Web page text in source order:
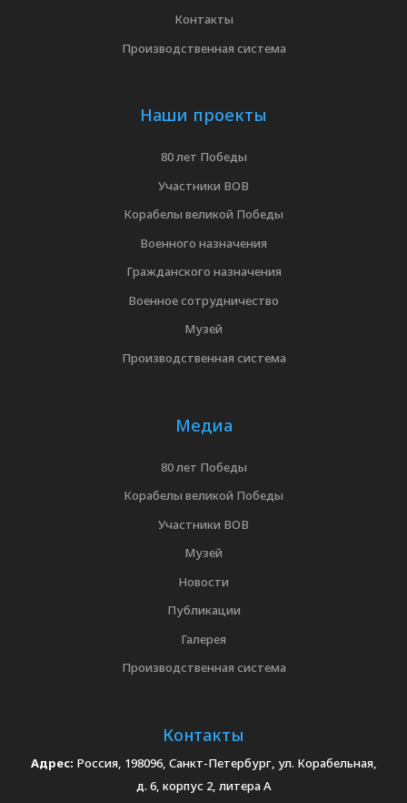
Контакты
Производственная система
Наши проекты
80 лет Победы
Участники ВОВ
Корабелы великой Победы
Военного назначения
Гражданского назначения
Военное сотрудничество
Музей
Производственная система
Медиа
80 лет Победы
Корабелы великой Победы
Участники ВОВ
Музей
Новости
Публикации
Галерея
Производственная система
Контакты
Адрес: Россия, 198096, Санкт-Петербург, ул. Корабельная,
д. 6, корпус 2, литера А